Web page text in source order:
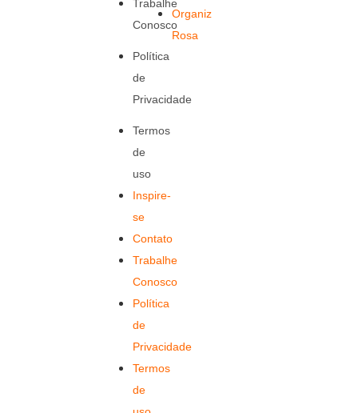
Trabalhe
Conosco
Política
de
Privacidade
Termos
de
uso
Inspire-
se
Contato
Trabalhe
Conosco
Política
de
Privacidade
Termos
de
Organiz
Rosa